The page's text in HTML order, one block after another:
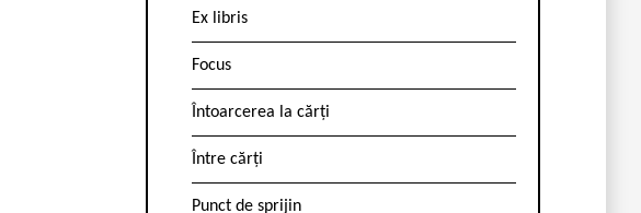
Ex libris
Focus
Întoarcerea la cărți
Între cărți
Punct de sprijin